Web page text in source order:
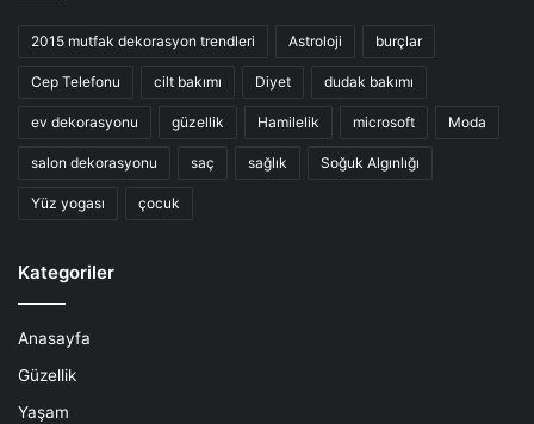
2015 mutfak dekorasyon trendleri Astroloji burçlar
Cep Telefonu cilt bakımı Diyet dudak bakımı
ev dekorasyonu güzellik Hamilelik microsoft Moda
salon dekorasyonu saç sağlık Soğuk Algınlığı
Yüz yogası çocuk
Kategoriler
Anasayfa
Güzellik
Yaşam